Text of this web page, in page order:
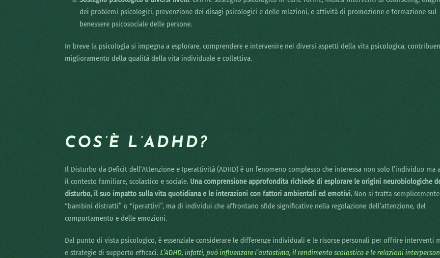
dei problemi psicologici, prevenzione dei disagi psicologici e delle relazioni, e attività di promozione e formazione sul
benessere psicosociale delle persone.
In breve la psicologia si impegna a esplorare, comprendere e intervenire nei diversi aspetti della vita psicologica,
miglioramento della qualità della vita individuale e collettiva.
COS’È L’ADHD?
Il Disturbo da Deficit dell’Attenzione e Iperattività (ADHD) è un fenomeno complesso che interessa non solo l’individuo ma
il contesto familiare, scolastico e sociale. Una comprensione approfondita richiede di esplorare le origini neurobiologiche
disturbo, il suo impatto sulla vita quotidiana e le interazioni con fattori ambientali ed emotivi. Non si tratta
“bambini distratti” o “iperattivi”, ma di individui che affrontano sfide significative nella regolazione dell’attenzione, del
comportamento e delle emozioni.
Dal punto di vista psicologico, è essenziale considerare le differenze individuali e le risorse personali per offrire interventi
e strategie di supporto efficaci. L’ADHD, infatti, può influenzare l’autostima, il rendimento scolastico e le relazioni